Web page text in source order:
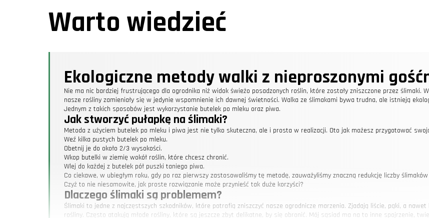
Warto wiedzieć
Ekologiczne metody walki z nieproszonymi
Nie ma nic bardziej frustrującego dla ogrodnika niż widok świeżo posadzonych roślin, które zostały zniszczone przez ślimaki.
nasze rośliny zamieniały się w jedynie wspomnienie ich dawnej świetności. Walka ze ślimakami bywa trudna, ale istnieją
Jednym z takich sposobów jest wykorzystanie butelek po mleku oraz piwa.
Jak stworzyć pułapkę na ślimaki?
Metoda z użyciem butelek po mleku i piwa jest nie tylko skuteczna, ale i prosta w realizacji. Oto jak możesz przygotować
Weź kilka pustych butelek po mleku.
Obetnij je do około 2/3 wysokości.
Wkop butelki w ziemię wokół roślin, które chcesz chronić.
Wlej do każdej z butelek pół puszki taniego piwa.
Co ciekawe, w ubiegłym roku, gdy po raz pierwszy zastosowaliśmy tę metodę, zauważyliśmy znaczną redukcję liczby
Czyż to nie niesamowite, jak proste rozwiązanie może przynieść tak duże korzyści?
Dlaczego ślimaki są problemem?
Ślimaki to jedne z najczęstszych szkodników, które potrafią zniszczyć nasze ogrodnicze marzenia. Zjadają liście, pąki, a
rośliny. Często atakują młode rośliny, które są jeszcze zbyt delikatne, by się obronić. Mój sąsiad ma na to inne spojrzenie,